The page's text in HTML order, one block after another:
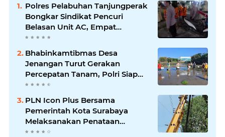
Polres Pelabuhan Tanjungperak
Bongkar Sindikat Pencuri
Belasan Unit AC, Empat
Tersangka Diamankan
Bhabinkamtibmas Desa
Jenangan Turut Gerakan
Percepatan Tanam, Polri Siap
Kawal Swasembada Pangan
PLN Icon Plus Bersama
Pemerintah Kota Surabaya
Melaksanakan Penataan
Jaringan Di Area Kota Lama